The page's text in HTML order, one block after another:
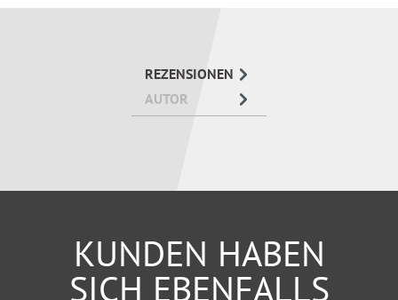
REZENSIONEN
AUTOR
KUNDEN HABEN
SICH EBENFALLS